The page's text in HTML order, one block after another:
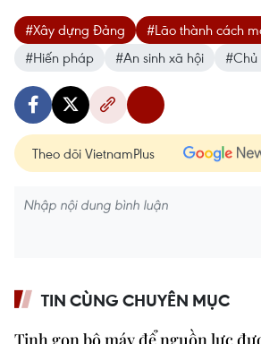
#Xây dựng Đảng #Lão thành cách
#Hiến pháp
#An sinh xã hội #Chủ
Theo dõi VietnamPlus
TIN CÙNG CHUYÊN MỤC
Tinh gọn bộ máy để nguồn lực